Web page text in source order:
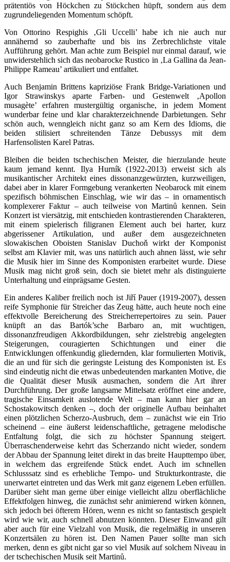
prätentiös von Höckchen zu Stöckchen hüpft, sondern aus dem
zugrundeliegenden Momentum schöpft.
Von Ottorino Respighis ‚Gli Uccelli’ habe ich nie auch nur
annähernd so zauberhafte und bis ins Zerbrechlichste vitale
Aufführung gehört. Man achte zum Beispiel nur einmal darauf, wie
unwiderstehlich sich das neobarocke Rustico in ‚La Gallina da Jean-
Philippe Rameau’ artikuliert und entfaltet.
Auch Benjamin Brittens kapriziöse Frank Bridge-Variationen und
Igor Strawinskys aparte Farben- und Gestenwelt ‚Apollon
musagète’ erfahren mustergültig organische, in jedem Moment
wunderbar feine und klar charakterzeichnende Darbietungen. Sehr
schön auch, wenngleich nicht ganz so am Kern des Idioms, die
beiden stilisiert schreitenden Tänze Debussys mit dem
Harfensolisten Karel Patras.
Bleiben die beiden tschechischen Meister, die hierzulande heute
kaum jemand kennt. Ilya Hurník (1922-2013) erweist sich als
musikantischer Architekt eines dissonanzgewürzten, kurzweiligen,
dabei aber in klarer Formgebung verankerten Neobarock mit einem
spezifisch böhmischen Einschlag, wie wir das – in ornamentisch
komplexerer Faktur – auch teilweise von Martinů kennen. Sein
Konzert ist viersätzig, mit entschieden kontrastierenden Charakteren,
mit einem spielerisch filigranen Element auch bei harter, kurz
abgerissener Artikulation, und außer dem ausgezeichneten
slowakischen Oboisten Stanislav Duchoň wirkt der Komponist
selbst am Klavier mit, was uns natürlich auch ahnen lässt, wie sehr
die Musik hier im Sinne des Komponisten erarbeitet wurde. Diese
Musik mag nicht groß sein, doch sie bietet mehr als distinguierte
Unterhaltung und einprägsame Gesten.
Ein anderes Kaliber freilich noch ist Jiří Pauer (1919-2007), dessen
reife Symphonie für Streicher das Zeug hätte, auch heute noch eine
effektvolle Bereicherung des Streicherrepertoires zu sein. Pauer
knüpft an das Bartók’sche Barbaro an, mit wuchtigen,
dissonanzfreudigen Akkordbildungen, sehr zielstrebig angelegten
Steigerungen, couragierten Schichtungen und einer die
Entwicklungen offenkundig gliedernden, klar formulierten Motivik,
die an und für sich die geringste Leistung des Komponisten ist. Es
sind eindeutig nicht die etwas unbedeutenden markanten Motive, die
die Qualität dieser Musik ausmachen, sondern die Art ihrer
Durchführung. Der große langsame Mittelsatz eröffnet eine andere,
tragische Einsamkeit auslotende Welt – man kann hier gar an
Schostakowitsch denken –, doch der originelle Aufbau beinhaltet
einen plötzlichen Scherzo-Ausbruch, dem – zunächst wie ein Trio
scheinend – eine äußerst leidenschaftliche, getragene melodische
Entfaltung folgt, die sich zu höchster Spannung steigert.
Überraschenderweise kehrt das Scherzando nicht wieder, sondern
der Abbau der Spannung leitet direkt in das breite Haupttempo über,
in welchem das ergreifende Stück endet. Auch im schnellen
Schlusssatz sind es erhebliche Tempo- und Strukturkontraste, die
unerwartet eintreten und das Werk mit ganz eigenem Leben erfüllen.
Darüber sieht man gerne über einige vielleicht allzu oberflächliche
Effektfolgen hinweg, die zunächst sehr animierend wirken können,
sich jedoch bei öfterem Hören, wenn es nicht so fantastisch gespielt
wird wie wir, auch schnell abnutzen könnten. Dieser Einwand gilt
aber auch für eine Vielzahl von Musik, die regelmäßig in unseren
Konzertsälen zu hören ist. Den Namen Pauer sollte man sich
merken, denn es gibt nicht gar so viel Musik auf solchem Niveau in
der tschechischen Musik seit Martinů.